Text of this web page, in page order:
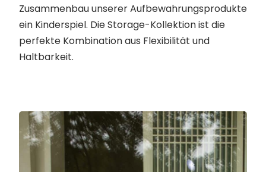
Zusammenbau unserer Aufbewahrungsprodukte
ein Kinderspiel. Die Storage-Kollektion ist die
perfekte Kombination aus Flexibilität und
Haltbarkeit.